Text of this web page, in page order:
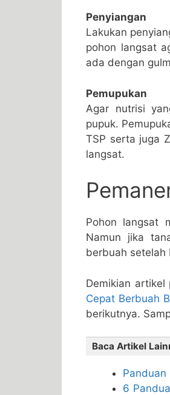
Penyiangan
Lakukan
pohon langsat
ada dengan
Pemupukan
Agar nutrisi
pupuk.
TSP serta juga
langsat.
Pohon langsat
Namun jika
berbuah setelah
Demikian artikel
Cepat Berbuah
berikutnya.
Baca Artikel
Panduan
6